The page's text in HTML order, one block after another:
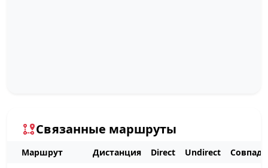
Связанные маршруты
Маршрут Дистанция Direct Undirect